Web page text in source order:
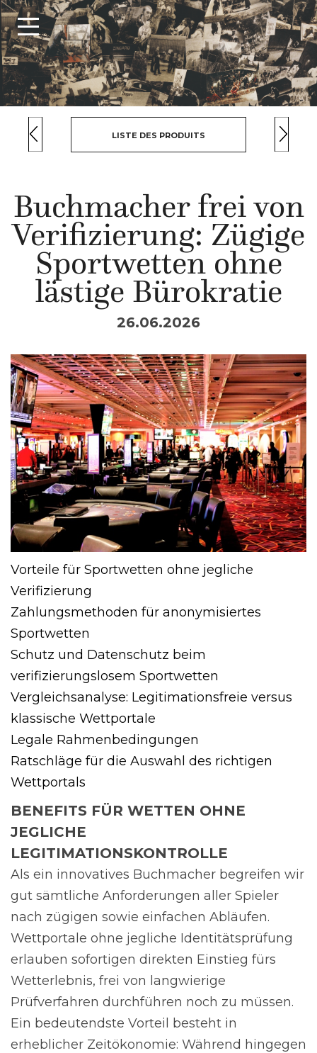
LISTE DES PRODUITS
Buchmacher frei von
Verifizierung: Zügige
Sportwetten ohne
lästige Bürokratie
26.06.2026
Vorteile für Sportwetten ohne jegliche
Verifizierung
Zahlungsmethoden für anonymisiertes
Sportwetten
Schutz und Datenschutz beim
verifizierungslosem Sportwetten
Vergleichsanalyse: Legitimationsfreie versus
klassische Wettportale
Legale Rahmenbedingungen
Ratschläge für die Auswahl des richtigen
Wettportals
BENEFITS FÜR WETTEN OHNE
JEGLICHE
LEGITIMATIONSKONTROLLE
Als ein innovatives Buchmacher begreifen wir
gut sämtliche Anforderungen aller Spieler
nach zügigen sowie einfachen Abläufen.
Wettportale ohne jegliche Identitätsprüfung
erlauben sofortigen direkten Einstieg fürs
Wetterlebnis, frei von langwierige
Prüfverfahren durchführen noch zu müssen.
Ein bedeutendste Vorteil besteht in
erheblicher Zeitökonomie: Während hingegen